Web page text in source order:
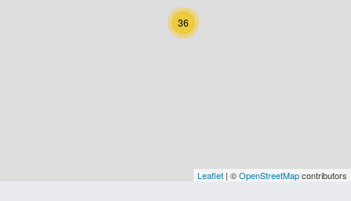
Niederösterreich
Oberösterreich
Vorarlberg
36
Leaflet | ©OpenStreetMapcontributors